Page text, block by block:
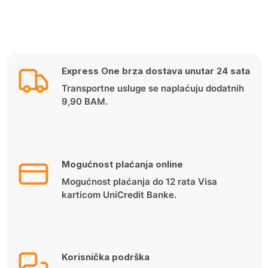
Express One brza dostava unutar 24 sata
Transportne usluge se naplaćuju dodatnih
9,90 BAM.
Mogućnost plaćanja online
Mogućnost plaćanja do 12 rata Visa
karticom UniCredit Banke.
Korisnička podrška